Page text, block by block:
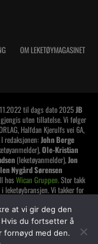
OM LEKETØYMAGASINET
til dags dato 2025JB
uten tillatelse. Vi følger
Halfdan Kjerulfs vei 6A,
I redaksjonen:John Berge
Ole-Kristian
(leketøyanmelder),Jon
Nygård Sørensen
hosWican Gruppen.Stor takk
leketøybransjen. Vi takker for
!
av
at vi gir deg den
du fortsetter å
fornøyd med den.